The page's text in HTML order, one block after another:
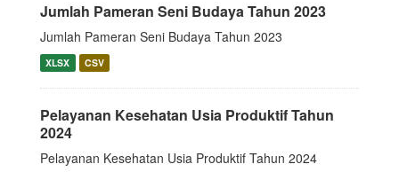
Jumlah Pameran Seni Budaya Tahun 2023
Jumlah Pameran Seni Budaya Tahun 2023
XLSX CSV
Pelayanan Kesehatan Usia Produktif Tahun
2024
Pelayanan Kesehatan Usia Produktif Tahun 2024